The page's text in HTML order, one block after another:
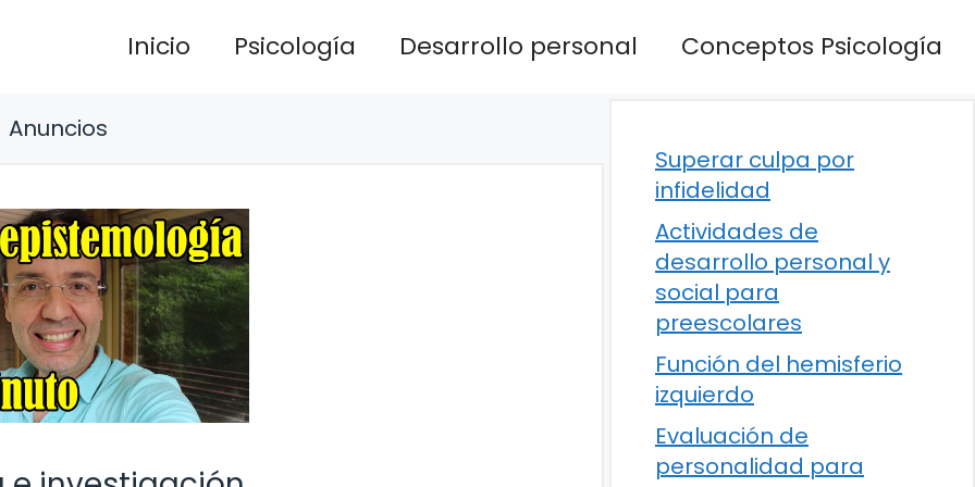
Inicio Psicología Desarrollo personal Conceptos Psicología
Anuncios
Superar culpa por
infidelidad
Actividades de
desarrollo personal y
social para
preescolares
Función del hemisferio
izquierdo
Evaluación de
personalidad para